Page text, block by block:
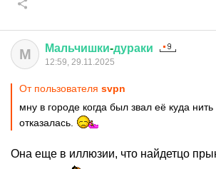
М Мальчишки-дураки
12:59, 29.11.2025
От пользователя svpn
мну в городе когда был звал её куда нить
отказалась.
Она еще в иллюзии, что найдетцо